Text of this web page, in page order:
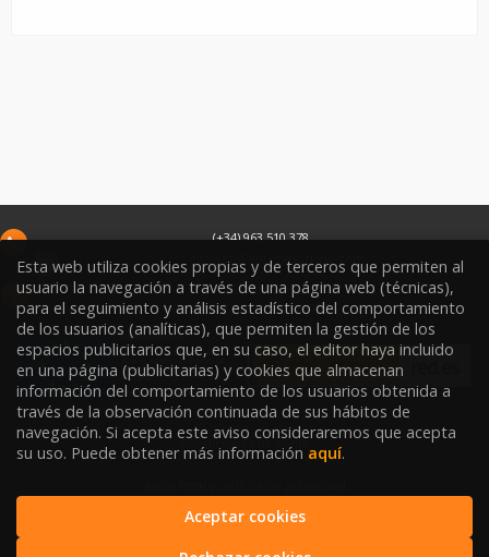
(+34) 963 510 378
infoweb@libreriasoriano.com
C/ Xàtiva 15
46002 Valencia España
Condiciones de venta
Política de Protección de Datos
Esta web utiliza cookies propias y de terceros que permiten al
usuario la navegación a través de una página web (técnicas),
para el seguimiento y análisis estadístico del comportamiento
de los usuarios (analíticas), que permiten la gestión de los
espacios publicitarios que, en su caso, el editor haya incluido
en una página (publicitarias) y cookies que almacenan
información del comportamiento de los usuarios obtenida a
través de la observación continuada de sus hábitos de
navegación. Si acepta este aviso consideraremos que acepta
su uso. Puede obtener más información aquí.
Aceptar cookies